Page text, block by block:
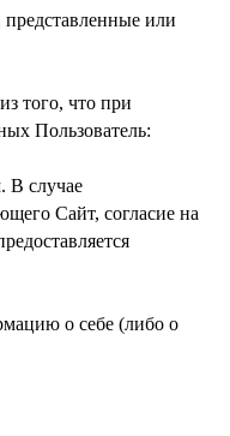
или
того, что при
Пользователь:
В случае
Сайт, согласие на
о себе (либо о